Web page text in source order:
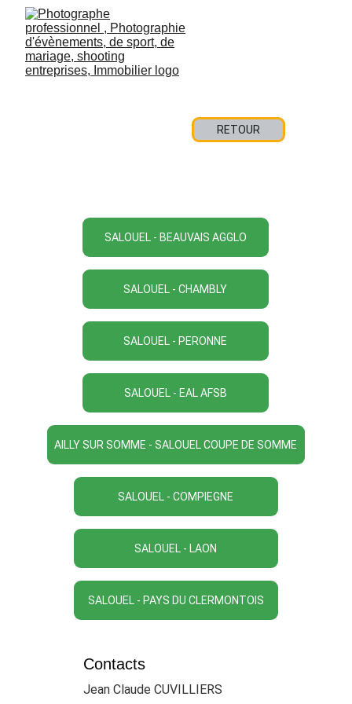
SALOUEL - BEAUVAIS AGGLO
RETOUR
SALOUEL - CHAMBLY
SALOUEL - PERONNE
SALOUEL - EAL AFSB
AILLY SUR SOMME - SALOUEL COUPE DE SOMME
SALOUEL - COMPIEGNE
SALOUEL - LAON
SALOUEL - PAYS DU CLERMONTOIS
Contacts
Jean Claude CUVILLIERS